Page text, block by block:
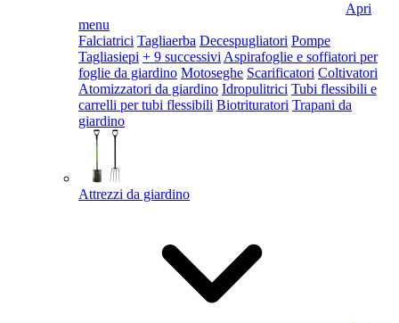
Apri
menu
Falciatrici Tagliaerba Decespugliatori Pompe
Tagliasiepi + 9 successivi Aspirafoglie e soffiatori per
foglie da giardino Motoseghe Scarificatori Coltivatori
Atomizzatori da giardino Idropulitrici Tubi flessibili e
carrelli per tubi flessibili Biotrituratori Trapani da
giardino
Attrezzi da giardino